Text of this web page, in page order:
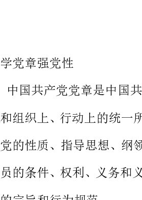
国共产党的宗旨和行为规范。